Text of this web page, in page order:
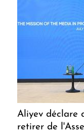
Aliyev déclare
retirer de